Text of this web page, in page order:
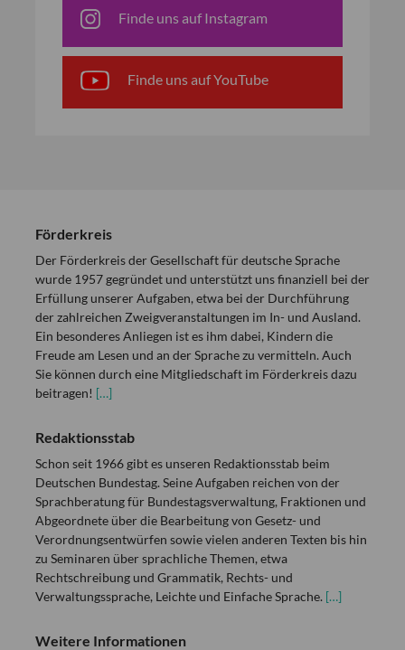
Finde uns auf Instagram
Finde uns auf YouTube
Förderkreis
Der Förderkreis der Gesellschaft für deutsche Sprache
wurde 1957 gegründet und unterstützt uns finanziell bei der
Erfüllung unserer Aufgaben, etwa bei der Durchführung
der zahlreichen Zweigveranstaltungen im In- und Ausland.
Ein besonderes Anliegen ist es ihm dabei, Kindern die
Freude am Lesen und an der Sprache zu vermitteln. Auch
Sie können durch eine Mitgliedschaft im Förderkreis dazu
beitragen! […]
Redaktionsstab
Schon seit 1966 gibt es unseren Redaktionsstab beim
Deutschen Bundestag. Seine Aufgaben reichen von der
Sprachberatung für Bundestagsverwaltung, Fraktionen und
Abgeordnete über die Bearbeitung von Gesetz- und
Verordnungsentwürfen sowie vielen anderen Texten bis hin
zu Seminaren über sprachliche Themen, etwa
Rechtschreibung und Grammatik, Rechts- und
Verwaltungssprache, Leichte und Einfache Sprache. […]
Weitere Informationen